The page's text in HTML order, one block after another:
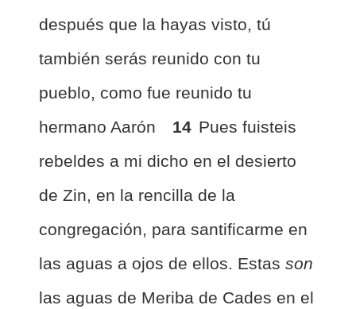
después que la hayas visto, tú
también serás reunido con tu
pueblo, como fue reunido tu
hermano Aarón
14 Pues fuisteis
rebeldes a mi dicho en el desierto
de Zin, en la rencilla de la
congregación, para santificarme en
las aguas a ojos de ellos. Estas son
las aguas de Meriba de Cades en el